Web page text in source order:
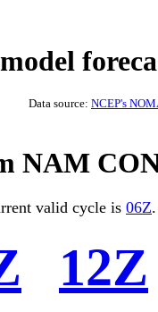
Data source: NCEP's
NAM
valid cycle is 06Z
12Z